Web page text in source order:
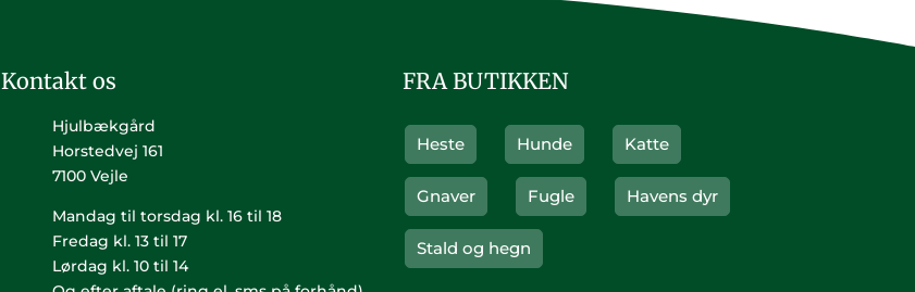
Kontakt os
Hjulbækgård
Horstedvej 161
7100 Vejle
Mandag til torsdag kl. 16 til 18
Fredag kl. 13 til 17
Lørdag kl. 10 til 14
FRA BUTIKKEN
Heste Hunde Katte
Gnaver Fugle Havens dyr
Stald og hegn